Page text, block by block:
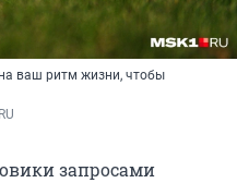
ваш ритм жизни, чтобы
запросами